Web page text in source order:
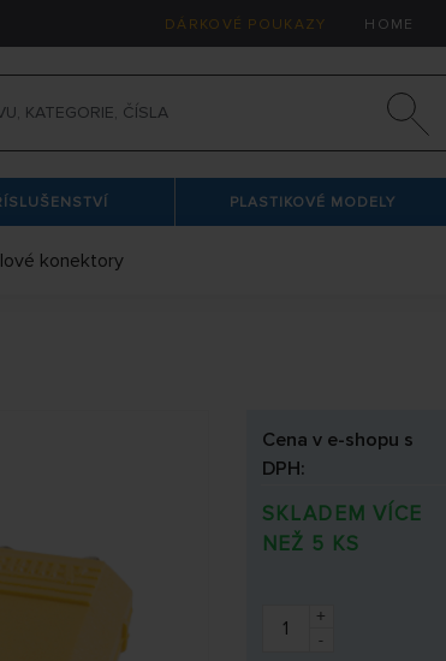
DÁRKOVÉ POUKAZY HOME
PLASTIKOVÉ MODELY
konektory
Cena v e-shopu s
DPH:
SKLADEM VÍCE
NEŽ 5 KS
+
-